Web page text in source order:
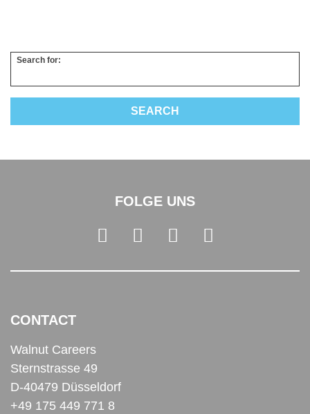
Search for:
FOLGE UNS
CONTACT
Walnut Careers
Sternstrasse 49
D-40479 Düsseldorf
+49 175 449 771 8